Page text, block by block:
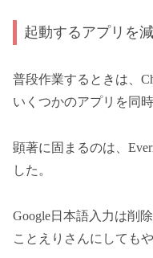
起動するアプリを
普段作業するときは、
いくつかのアプリを同
顕著に固まるのは、
した。
Google日本語入力は削
ことえりさんにしても